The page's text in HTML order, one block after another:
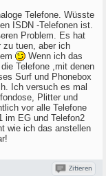
Telefone. Wüsste
ISDN -Telefonen ist.
Problem. Es hat
zu tuen, aber ich
Wenn ich das
Telefone ,mit denen
Surf und Phonebox
Ich versuch es mal
Plitter und
vor alle Telefone
im EG und Telefon2
wie ich das anstellen
Zitieren